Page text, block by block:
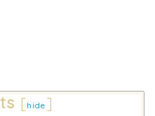
[hide ]